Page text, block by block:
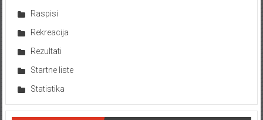
Raspisi
Rekreacija
Rezultati
Startne liste
Statistika